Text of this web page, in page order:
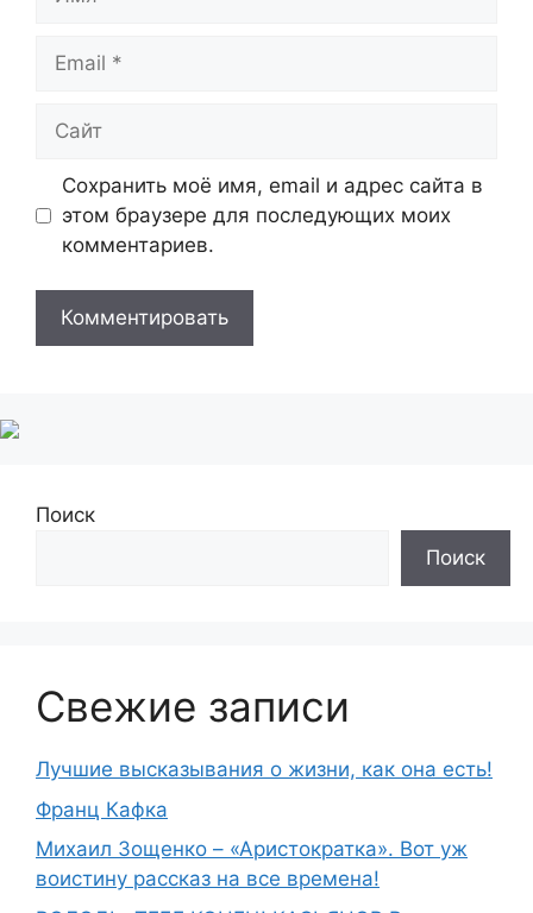
Сохранить моё имя, email и адрес сайта в
этом браузере для последующих моих
комментариев.
Поиск
Поиск
Свежие записи
Лучшие высказывания о жизни, как она есть!
Франц Кафка
Михаил Зощенко – «Аристократка». Вот уж
воистину рассказ на все времена!